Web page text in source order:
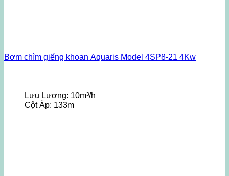
Bơm chìm giếng khoan Aquaris Model 4SP8-21 4Kw
Lưu Lượng: 10m³/h
Cột Áp: 133m